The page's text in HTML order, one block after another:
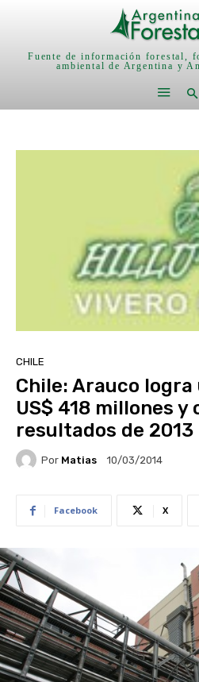
Fuente de información forestal,
ambiental de Argentina y
CHILE
Chile: Arauco
US$ 418 millones
resultados de 2013
Por Matias 10/03/2014
Facebook X